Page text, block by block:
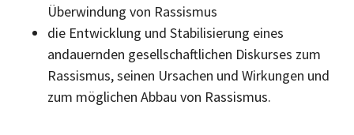
Überwindung von Rassismus
die Entwicklung und Stabilisierung eines
andauernden gesellschaftlichen Diskurses zum
Rassismus, seinen Ursachen und Wirkungen und
zum möglichen Abbau von Rassismus.